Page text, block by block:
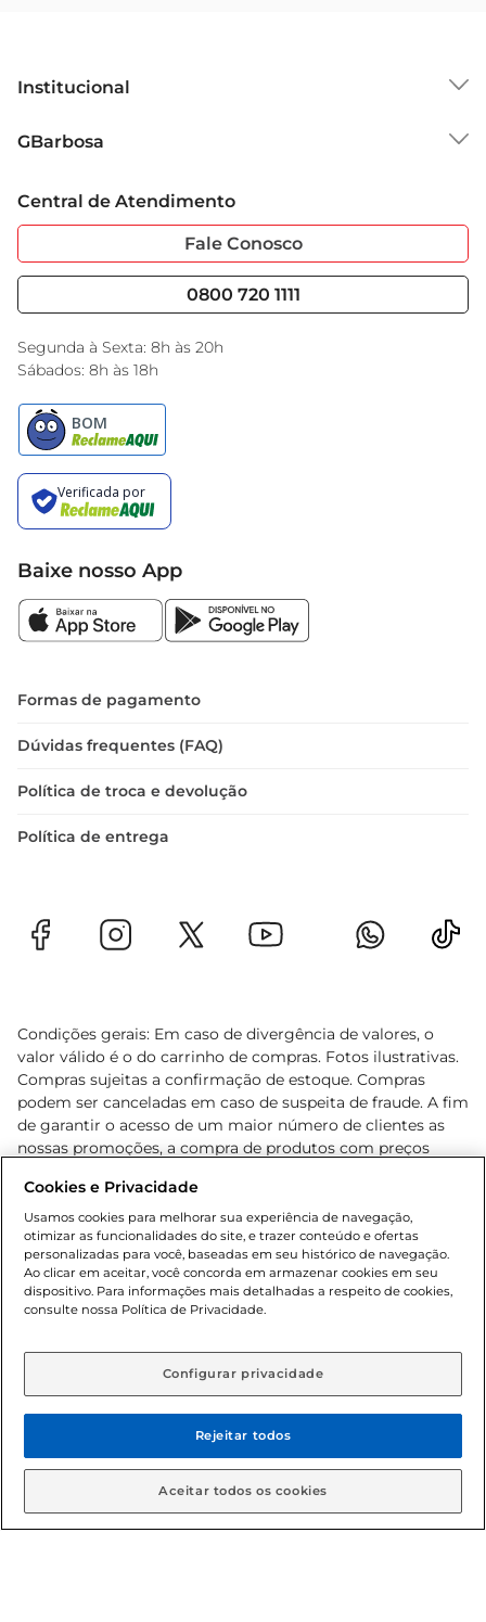
Institucional
Grupo Cencosud
Sobre Privacidade
Portal do Fornecedo
Nossas Lojas
GBarbosa
Garantia Estendida
Serviços
Black Friday
Encarte do Dia
Central de Atendimento
Fale Conosco
0800 720 1111
Segunda à Sexta: 8h às 20h
Sábados: 8h às 18h
Baixe nosso App
Formas de pagamento
Dúvidas frequentes (FAQ)
Política de troca e devolução
Política de entrega
Condições gerais: Em caso de divergência de valores, o
valor válido é o do carrinho de compras. Fotos ilustrativas.
Compras sujeitas a confirmação de estoque. Compras
podem ser canceladas em caso de suspeita de fraude. A fim
de garantir o acesso de um maior número de clientes as
nossas promoções, a compra de produtos com preços
cliente. Os preços, ofertas e condições são exclusivos para
o e-commerce e válidos durante o dia de hoje, podendo
sofrer alterações sem prévia notificação. Proibida a venda
de bebidas alcoólicas para menores de 18 anos, conforme
Lei n.º 8069/90, art. 81, inciso II (Estatuto da Criança e do
Adolescente). Preços e condições exclusivos para o
aviso prévio. O valor mínimo para as compras on-line é de
© 2026 Copyright. Todos os direitos
reservados Gbarbosa.
Cookies e Privacidade
Usamos cookies para melhorar sua experiência de navegação,
otimizar as funcionalidades do site, e trazer conteúdo e ofertas
personalizadas para você, baseadas em seu histórico de navegação.
Ao clicar em aceitar, você concorda em armazenar cookies em seu
dispositivo. Para informações mais detalhadas a respeito de cookies,
consulte nossa Política de Privacidade.
Configurar privacidade
Rejeitar todos
Aceitar todos os cookies